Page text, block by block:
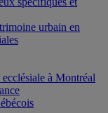
urbain en
à Montréal